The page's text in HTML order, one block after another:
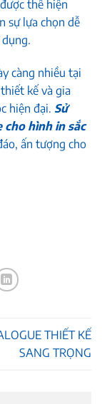
thể hiện
sự lựa chọn dễ
càng nhiều tại
kế và gia
hiện đại. Sử
cho hình in sắc
ấn tượng cho
THIẾT KẾ
SANG TRỌNG